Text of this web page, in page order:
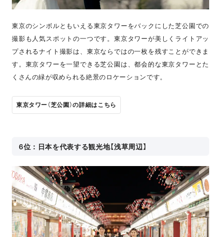
東京のシンボルともいえる東京タワーをバックにした芝公園での
撮影も人気スポットの一つです。東京タワーが美しくライトアッ
プされるナイト撮影は、東京ならではの一枚を残すことができま
す。東京タワーを一望できる芝公園は、都会的な東京タワーとた
くさんの緑が収められる絶景のロケーションです。
東京タワー（芝公園）の詳細はこちら
6位：日本を代表する観光地【浅草周辺】